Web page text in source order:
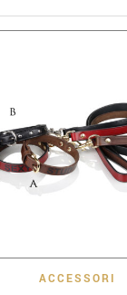
Quick View
ACCESSORI